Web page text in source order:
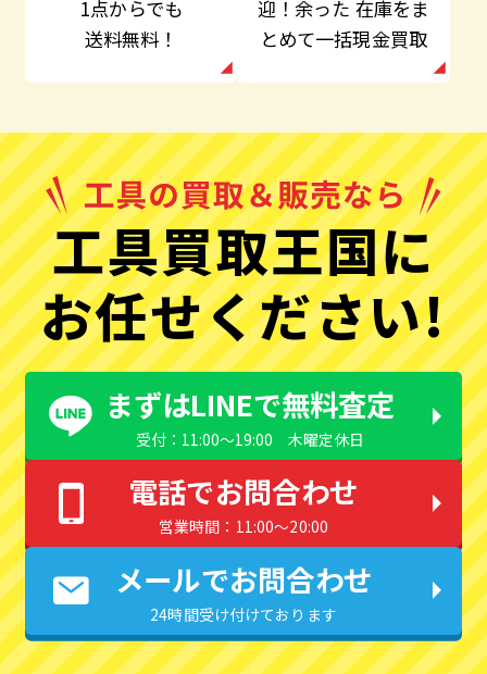
1点からでも
送料無料！
迎！余った 在庫をま
とめて一括現金買取
工具買取王国に
お任せください!
まずはLINEで無料査定
受付：11:00〜19:00 木曜定休日
電話でお問合わせ
営業時間：11:00〜20:00
メールでお問合わせ
24時間受け付けております